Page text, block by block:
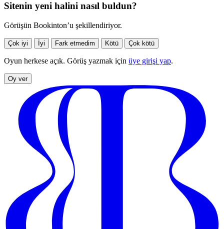
Sitenin yeni halini nasıl buldun?
Görüşün Bookinton’u şekillendiriyor.
Çok iyi İyi Fark etmedim Kötü Çok kötü
Oyun herkese açık. Görüş yazmak için üye girişi yap.
Oy ver